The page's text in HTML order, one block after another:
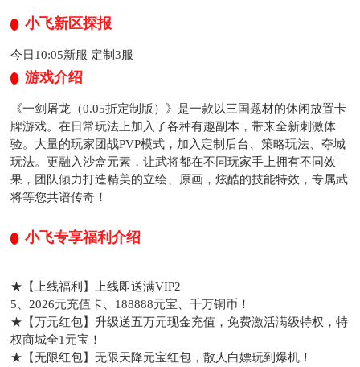
小飞新区探报
今日10:05新服 定制3服
游戏介绍
《一剑屠龙（0.05折定制版）》是一款以三国题材的休闲放置卡
牌游戏。在日常玩法上加入了各种有趣副本，带来全新刺激体
验。大量的玩家团战PVP模式，加入定制后台、策略玩法、夺城
玩法。更融入沙盒元素，让武将都在不同玩家手上拥有不同效
果，团队倾力打造精美的立绘、原画，炫酷的技能特效，专属武
将等您共谱传奇！
小飞专享福利介绍
★【上线福利】上线即送满VIP2
5、2026元充值卡、188888元宝、千万铜币！
★【万元红包】升级送五万元现金充值，免费激活满级特权，特
权商城全1元宝！
★【无限红包】无限天降元宝红包，散人白嫖玩到爆机！